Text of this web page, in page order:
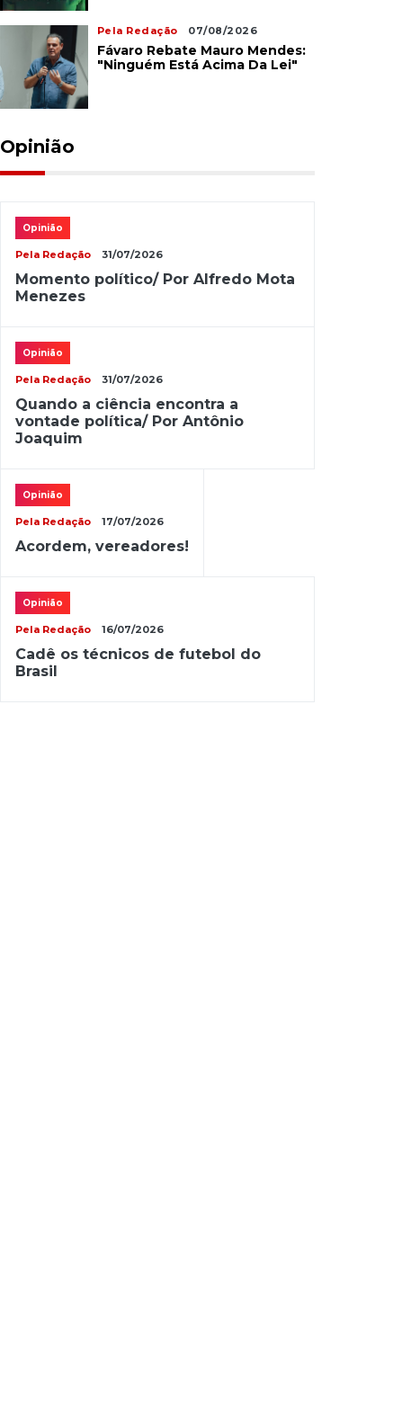
Pela Redação 07/08/2026
Fávaro Rebate Mauro Mendes:
"Ninguém Está Acima Da Lei"
Opinião
Opinião
Pela Redação 31/07/2026
Momento político/ Por Alfredo Mota
Menezes
Opinião
Pela Redação 31/07/2026
Quando a ciência encontra a
vontade política/ Por Antônio
Joaquim
Opinião
Pela Redação 17/07/2026
Acordem, vereadores!
Opinião
Pela Redação 16/07/2026
Cadê os técnicos de futebol do
Brasil